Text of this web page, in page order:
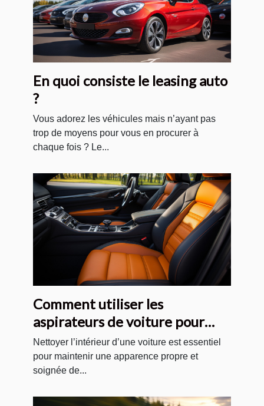
En quoi consiste le leasing auto
?
Vous adorez les véhicules mais n’ayant pas
trop de moyens pour vous en procurer à
chaque fois ? Le...
Comment utiliser les
aspirateurs de voiture pour
nettoyer correctement les
sièges, les tapis et les sols de
votre voiture ?
Nettoyer l’intérieur d’une voiture est essentiel
pour maintenir une apparence propre et
soignée de...